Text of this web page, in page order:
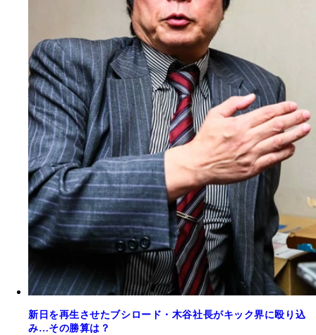
新日を再生させたブシロード・木谷社長がキック界に殴り込
み…その勝算は？